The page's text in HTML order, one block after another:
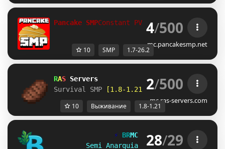
Pancake SMPConstant PVP!Supports 1.7 -
4/500
mc.pancakesmp.net
10 SMP 1.7-26.2
RAS Servers
Survival SMP
[1.8-1.21] 2/500
mc.ras-servers.com
10 Выживание 1.8-1.21
⚡ BRMC »
[1.8 - 1.21+]
Semi Anarquia SMP • Venha dominar!
28/29